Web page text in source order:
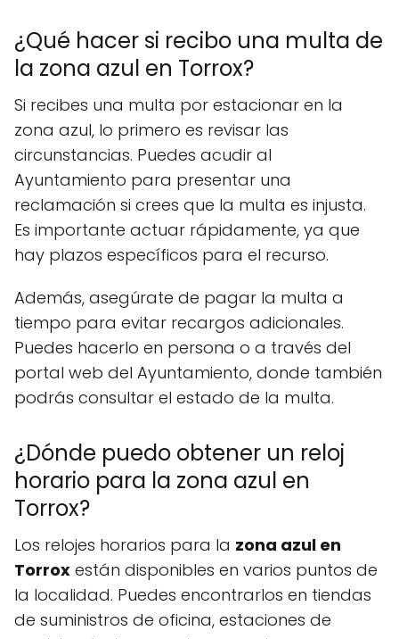
¿Qué hacer si recibo una multa de
la zona azul en Torrox?
Si recibes una multa por estacionar en la
zona azul, lo primero es revisar las
circunstancias. Puedes acudir al
Ayuntamiento para presentar una
reclamación si crees que la multa es injusta.
Es importante actuar rápidamente, ya que
hay plazos específicos para el recurso.
Además, asegúrate de pagar la multa a
tiempo para evitar recargos adicionales.
Puedes hacerlo en persona o a través del
portal web del Ayuntamiento, donde también
podrás consultar el estado de la multa.
¿Dónde puedo obtener un reloj
horario para la zona azul en
Torrox?
Los relojes horarios para la zona azul en
Torrox están disponibles en varios puntos de
la localidad. Puedes encontrarlos en tiendas
de suministros de oficina, estaciones de